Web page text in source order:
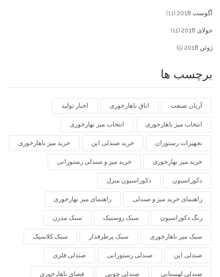
آگوست 2018 (11)
جولای 2018 (11)
ژوئن 2018 (5)
برچسب ها
آریان صنعت اتاق ناهارخوری اخبار تولید
انتخاب میز ناهارخوری انتخاب میز نهارخوری
تجهیزات رستوران خرید صندلی اپن خرید میز ناهارخوری
خرید میز نهارخوری خرید میز و صندلی رستورانی
دکوراسیون دکوراسیون منزل
راهنمای خرید میز و صندلی راهنمای میز نهارخوری
رنگ دکوراسیون سبک روستیک سبک مدرن
سبک میز ناهارخوری سبک پرطرفدار سبک کلاسیک
صندلی اپن صندلی رستورانی صندلی فلزی
صندلی لهستانی صندلی چوبی فضای ناهارخوری